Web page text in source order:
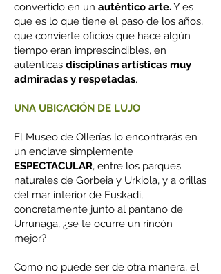
convertido en un auténtico arte.Y es
que es lo que tiene el paso de los años,
que convierte oficios que hace algún
tiempo eran imprescindibles, en
auténticas disciplinas artísticas muy
admiradas y respetadas.
UNA UBICACIÓN DE LUJO
El Museo de Ollerías lo encontrarás en
un enclave simplemente
ESPECTACULAR, entre los parques
naturales de Gorbeia y Urkiola, y a orillas
del mar interior de Euskadi,
concretamente junto al pantano de
Urrunaga, ¿se te ocurre un rincón
mejor?
Como no puede ser de otra manera, el